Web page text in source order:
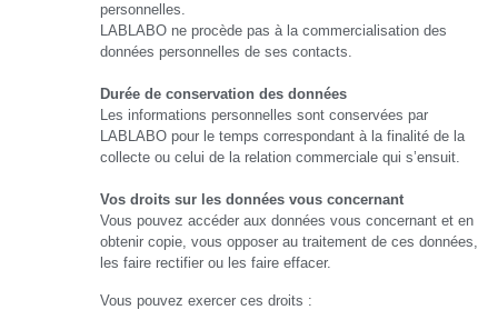
personnelles.
LABLABO ne procède pas à la commercialisation des
données personnelles de ses contacts.
Durée de conservation des données
Les informations personnelles sont conservées par
LABLABO pour le temps correspondant à la finalité de la
collecte ou celui de la relation commerciale qui s’ensuit.
Vos droits sur les données vous concernant
Vous pouvez accéder aux données vous concernant et en
obtenir copie, vous opposer au traitement de ces données,
les faire rectifier ou les faire effacer.
Vous pouvez exercer ces droits :